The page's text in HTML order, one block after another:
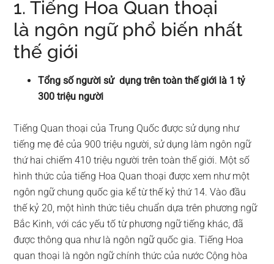
1. Tiếng Hoa Quan thoại
là ngôn ngữ phổ biến nhất
thế giới
Tổng số người sử dụng trên toàn thế giới là 1 tỷ
300 triệu người
Tiếng Quan thoại của Trung Quốc được sử dụng như
tiếng mẹ đẻ của 900 triệu người, sử dụng làm ngôn ngữ
thứ hai chiếm 410 triệu người trên toàn thế giới. Một số
hình thức của tiếng Hoa Quan thoại được xem như một
ngôn ngữ chung quốc gia kể từ thế kỷ thứ 14. Vào đầu
thế kỷ 20, một hình thức tiêu chuẩn dựa trên phương ngữ
Bắc Kinh, với các yếu tố từ phương ngữ tiếng khác, đã
được thông qua như là ngôn ngữ quốc gia. Tiếng Hoa
quan thoại là ngôn ngữ chính thức của nước Cộng hòa